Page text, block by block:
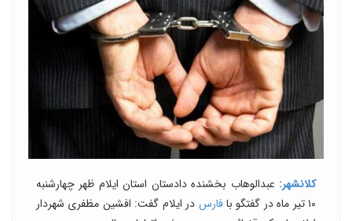
کلانشهر: عبدالوهاب بخشنده دادستان استان ایلام ظهر چهارشنبه
۱۰ تیر ماه در گفتگو با
فارس در ایلام گفت: افشین مظفری شهردار